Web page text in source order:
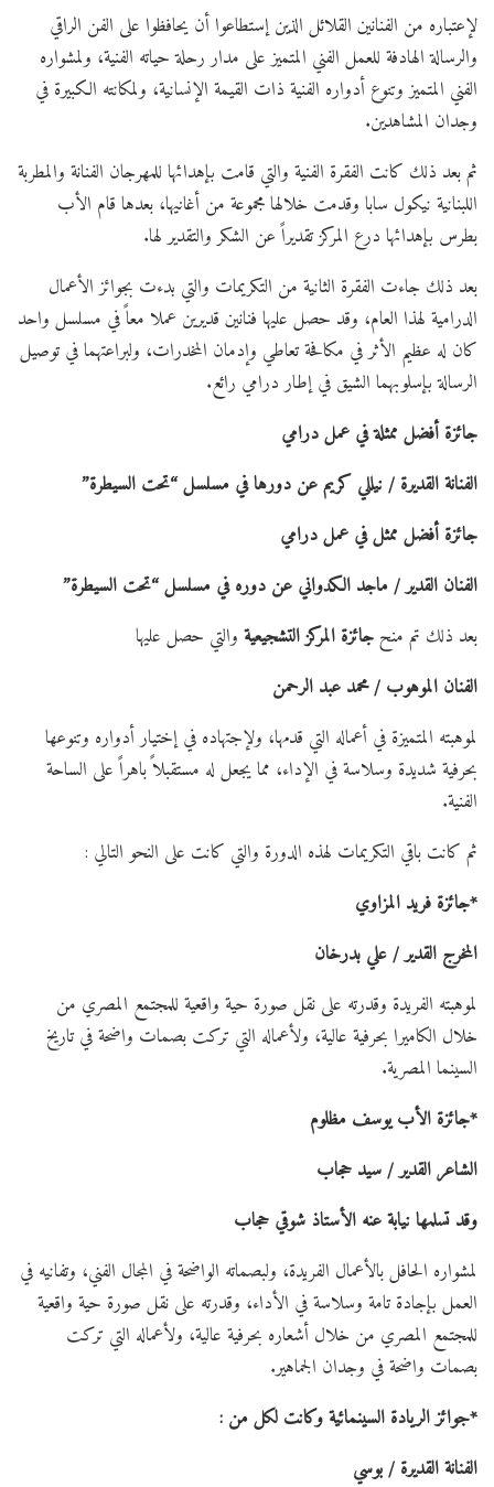
لإعتباره من الفنانين القلائل الذين إستطاعوا أن يحافظوا على الفن الراقي
والرسالة الهادفة للعمل الفني المتميز على مدار رحلة حياته الفنية، ولمشواره
الفني المتميز وتنوع أدواره الفنية ذات القيمة الإنسانية، ولمكانته الكبيرة في
وجدان المشاهدين.
ثم بعد ذلك كانت الفقرة الفنية والتي قامت بإهدائها للمهرجان الفنانة والمطربة
اللبنانية نيكول سابا وقدمت خلالها مجموعة من أغانيها، بعدها قام الأب
بطرس بإهدائها درع المركز تقديراً عن الشكر والتقدير لها.
بعد ذلك جاءت الفقرة الثانية من التكريمات والتي بدءت بجوائز الأعمال
الدرامية لهذا العام، وقد حصل عليها فنانين قديرين عملا معاً في مسلسل واحد
كان له عظيم الأثر في مكافحة تعاطي وإدمان المخدرات، ولبراعتهما في توصيل
الرسالة بإسلوبهما الشيق في إطار درامي رائع.
جائزة أفضل ممثلة في عمل درامي
الفنانة القديرة / نيللي كريم عن دورها في مسلسل “تحت السيطرة”
جائزة أفضل ممثل في عمل درامي
الفنان القدير / ماجد الكدواني عن دوره في مسلسل “تحت السيطرة”
بعد ذلك تم منحجائزة المركز التشجيعية والتي حصل عليها
الفنان الموهوب / محمد عبد الرحمن
لموهبته المتميزة في أعماله التي قدمها، ولإجتهاده في إختيار أدواره وتنوعها
بحرفية شديدة وسلاسة في الإداء، مما يجعل له مستقبلاً باهراً على الساحة
الفنية.
ثم كانت باقي التكريمات لهذه الدورة والتي كانت على النحو التالي :
*جائزة فريد المزاوي
المخرج القدير / علي بدرخان
لموهبته الفريدة وقدرته على نقل صورة حية واقعية للمجتمع المصري من
خلال الكاميرا بحرفية عالية، ولأعماله التي تركت بصمات واضحة في تاريخ
السينما المصرية.
*جائزة الأب يوسف مظلوم
الشاعر القدير / سيد حجاب
وقد تسلمها نيابة عنه الأستاذ شوقي حجاب
لمشواره الحافل بالأعمال الفريدة، ولبصماته الواضحة في المجال الفني، وتفانيه في
العمل بإجادة تامة وسلاسة في الأداء، وقدرته على نقل صورة حية واقعية
للمجتمع المصري من خلال أشعاره بحرفية عالية، ولأعماله التي تركت
بصمات واضحة في وجدان الجماهير.
*جوائز الريادة السينمائية وكانت لكل من :
الفنانة القديرة / بوسي